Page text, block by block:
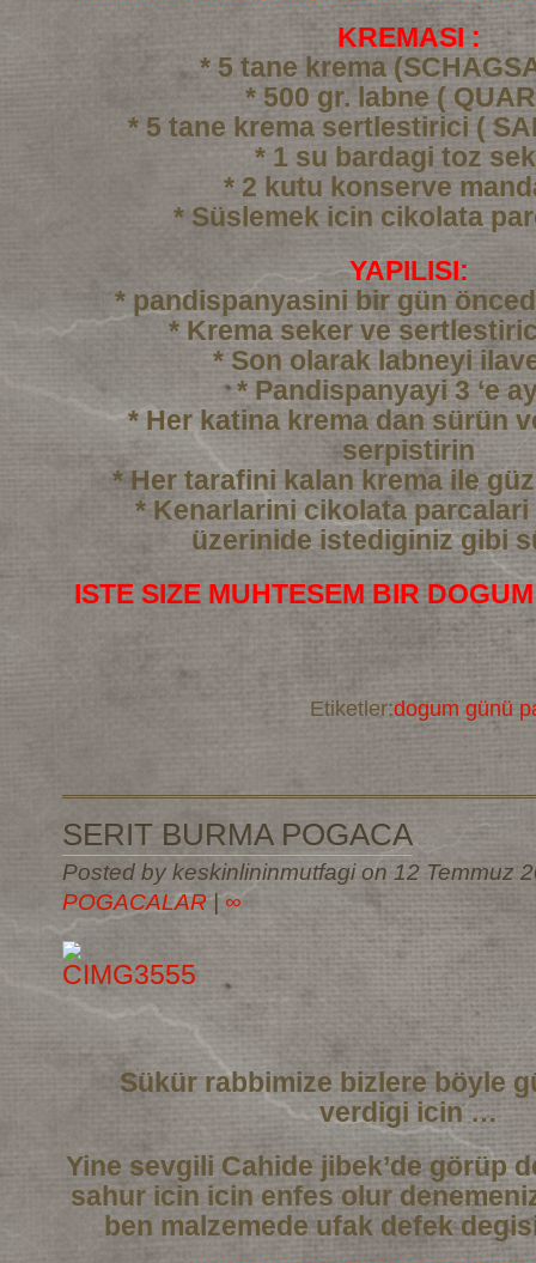
KREMASI :
* 5 tane krema
* 500 gr. labne (
* 5 tane krema sertlestirici (
* 1 su bardagi toz
* 2 kutu konserve
* Süslemek icin cikolata
YAPILISI:
* pandispanyasini bir gün
* Krema seker ve
* Son olarak labneyi
* Pandispanyayi 3 ‘e
* Her katina krema dan sürün
serpistirin
* Her tarafini kalan krema ile
* Kenarlarini cikolata
üzerinide istediginiz gibi
ISTE SIZE MUHTESEM BIR
Etiketler:dogum günü
SERIT BURMA POGACA
Posted by keskinlininmutfagi on 12 Temmuz
POGACALAR |∞
Sükür rabbimize bizlere böyle
verdigi icin …
Yine sevgili Cahide jibek’de görüp
sahur icin icin enfes olur
ben malzemede ufak defek